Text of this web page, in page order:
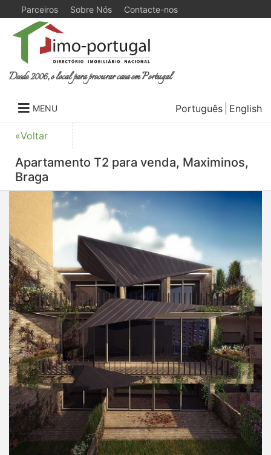
Parceiros Sobre Nós Contacte-nos
Desde 2006, o local para procurar casa em Portugal
MENU Português English
«Voltar
Apartamento T2 para venda, Maximinos,
Braga